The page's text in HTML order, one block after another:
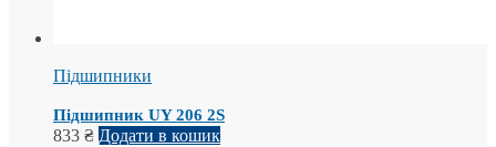
Підшипники
Підшипник UY 206 2S
833 ₴ Додати в кошик